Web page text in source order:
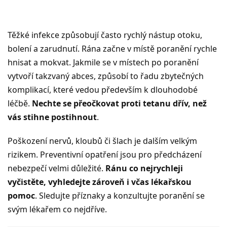
Těžké infekce způsobují často rychlý nástup otoku,
bolení a zarudnutí. Rána začne v místě poranění rychle
hnisat a mokvat. Jakmile se v místech po poranění
vytvoří takzvaný abces, způsobí to řadu zbytečných
komplikací, které vedou především k dlouhodobé
léčbě. Nechte se přeočkovat proti tetanu dřív, než
vás stihne postihnout.
Poškození nervů, kloubů či šlach je dalším velkým
rizikem. Preventivní opatření jsou pro předcházení
nebezpečí velmi důležité. Ránu co nejrychleji
vyčistěte, vyhledejte zároveň i včas lékařskou
pomoc. Sledujte příznaky a konzultujte poranění se
svým lékařem co nejdříve.